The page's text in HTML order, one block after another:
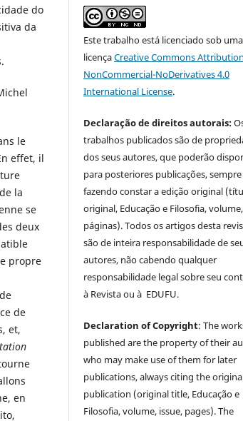
do
da
le
effet, il
la
se
deux
propre
de
et,
en
Este trabalho está licenciado sob uma
licençaCreative Commons
NonCommercial-NoDerivatives 4.0
International License.
Declaração de direitos autorais:
trabalhos publicados são de
dos seus autores, que poderão
para posteriores publicações, sempre
fazendo constar a edição original
original, Educação e Filosofia,
páginas). Todos os artigos desta
são de inteira responsabilidade de
autores, não cabendo qualquer
responsabilidade legal sobre seu
à Revista ou à EDUFU.
Declaration of Copyright: The
published are the property of their
who may make use of them for later
publications, always citing the
publication (original title, Educação e
Filosofia, volume, issue, pages). The